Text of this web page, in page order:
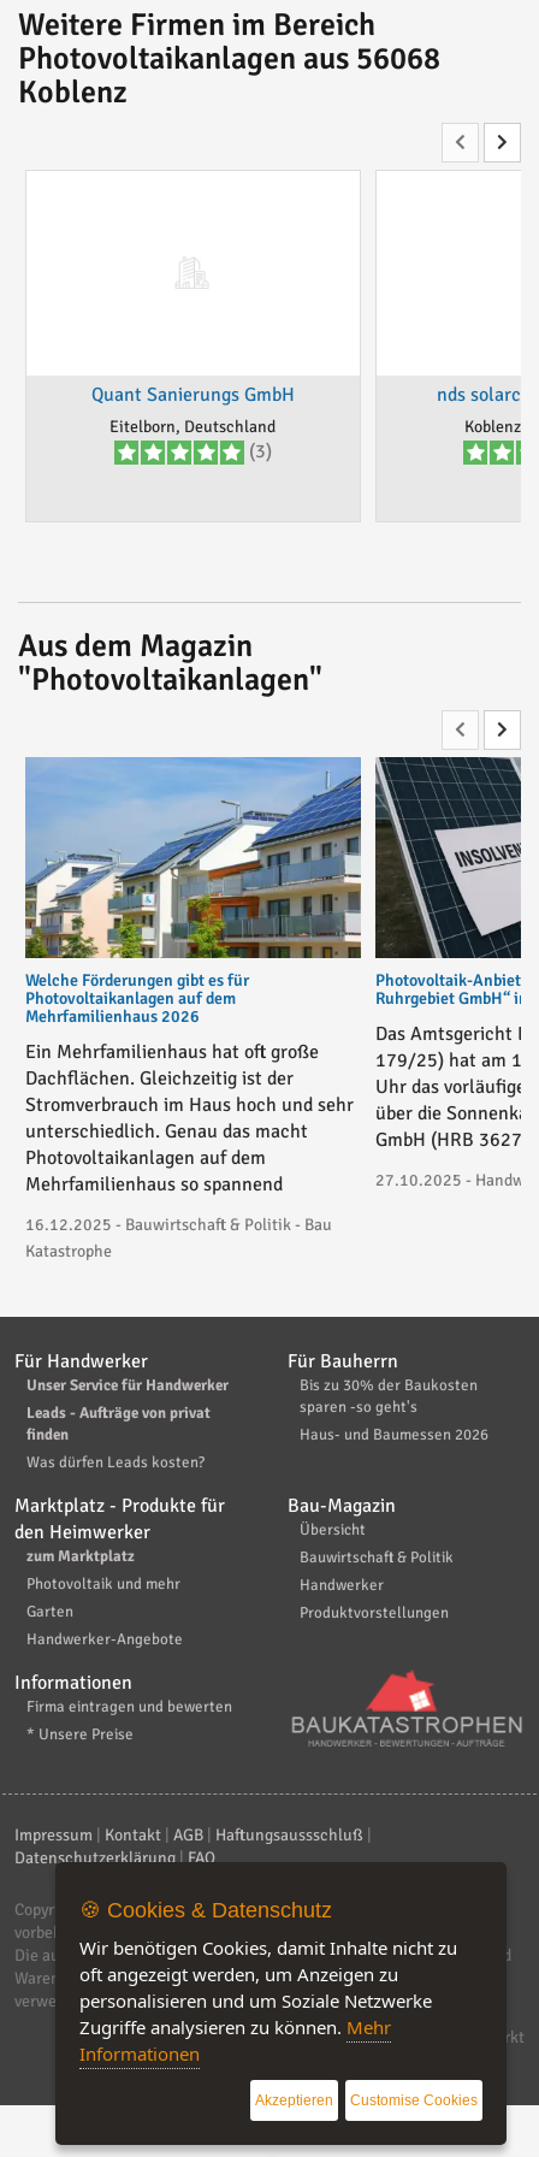
Rückzahlung des Geldes.
M.Ruppert
Geschrieben von
Weitere Firmen im Bereich
Photovoltaikanlagen aus 56068
Koblenz
Quant Sanierungs GmbH
Eitelborn, Deutschland
(3)
nds
Koblenz,
Aus dem Magazin
"Photovoltaikanlagen"
Welche Förderungen gibt es für
Photovoltaikanlagen auf dem
Mehrfamilienhaus 2026
Ein Mehrfamilienhaus hat oft große
Dachflächen. Gleichzeitig ist der
Stromverbrauch im Haus hoch und sehr
unterschiedlich. Genau das macht
Photovoltaikanlagen auf dem
Mehrfamilienhaus so spannend
16.12.2025 - Bauwirtschaft & Politik - Bau
Katastrophe
Photovoltaik-Anbieter
Ruhrgebiet GmbH“ in
Das Amtsgericht
179/25) hat am
Uhr das vorläufige
über die
GmbH (HRB
27.10.2025 -
Für Handwerker
Unser Service für Handwerker
Leads - Aufträge von privat
finden
Was dürfen Leads kosten?
Für Bauherrn
Bis zu 30% der Baukosten
sparen -so geht's
Haus- und Baumessen 2026
Marktplatz - Produkte für
den Heimwerker
zum Marktplatz
Photovoltaik und mehr
Garten
Handwerker-Angebote
Bau-Magazin
Übersicht
Bauwirtschaft & Politik
Handwerker
Produktvorstellungen
Informationen
Firma eintragen und bewerten
* Unsere Preise
Impressum Kontakt AGB Haftungsaussschluß
Datenschutzerklärung|FAQ
Copyright © 2026ebiz-consult GmbH & Co. KG
vorbehalten.
Die auf dieser Seite verwendeten Produktbezeichnungen, Namen und
Warenzeichen sind Eigentum der jeweiligen Firmen. Unser Portal
verwendet Affiliat-Links, für dir wir Geld erhalten.
Software by IQ-Markt
🍪 Cookies & Datenschutz
Wir benötigen Cookies, damit Inhalte nicht zu
oft angezeigt werden, um Anzeigen zu
personalisieren und um Soziale Netzwerke
Zugriffe analysieren zu können. Mehr
Informationen
Akzeptieren Customise Cookies